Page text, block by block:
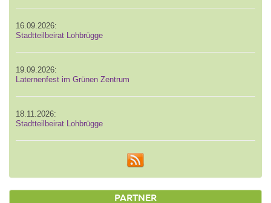
16.09.2026:
Stadtteilbeirat Lohbrügge
19.09.2026:
Laternenfest im Grünen Zentrum
18.11.2026:
Stadtteilbeirat Lohbrügge
PARTNER